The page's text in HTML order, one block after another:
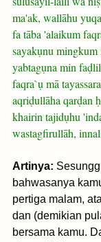
ma'ak, wallāhu
fa tāba 'alaikum
sayakụnu
yabtagụna min
faqra`ụ mā
aqriḍullāha qarḍan
khairin tajidụhu
wastagfirullāh,
Artinya:
bahwasanya
pertiga malam,
dan (demikian
bersama kamu.